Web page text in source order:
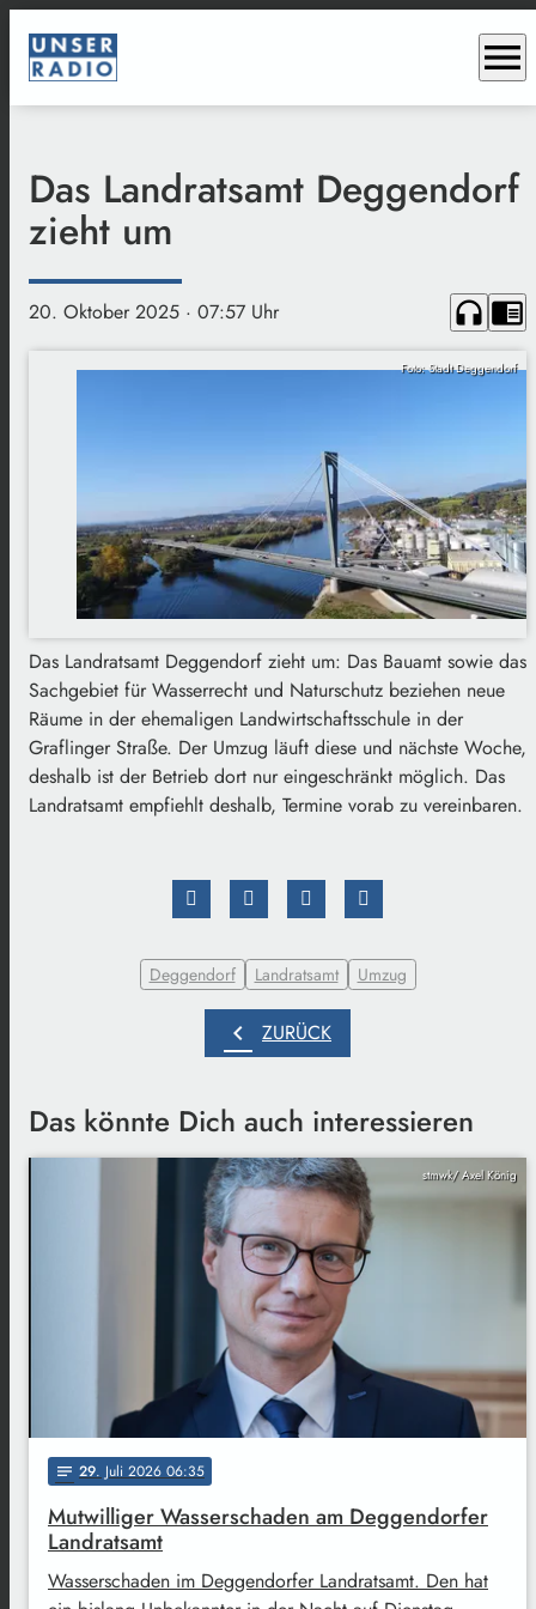
menu
Das Landratsamt Deggendorf
zieht um
20. Oktober 2025 · 07:57 Uhr headphones chrome_reader_mode
Foto: Stadt Deggendorf
Das Landratsamt Deggendorf zieht um: Das Bauamt sowie das
Sachgebiet für Wasserrecht und Naturschutz beziehen neue
Räume in der ehemaligen Landwirtschaftsschule in der
Graflinger Straße. Der Umzug läuft diese und nächste Woche,
deshalb ist der Betrieb dort nur eingeschränkt möglich. Das
Landratsamt empfiehlt deshalb, Termine vorab zu vereinbaren.
Deggendorf Landratsamt Umzug
chevron_left ZURÜCK
Das könnte Dich auch interessieren
stmwk/ Axel König
notes 29. Juli 2026 06:35
Mutwilliger Wasserschaden am Deggendorfer
Landratsamt
Wasserschaden im Deggendorfer Landratsamt. Den hat